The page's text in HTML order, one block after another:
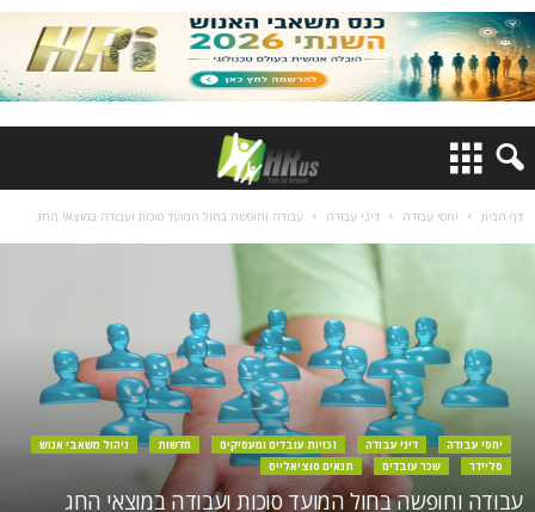
דף הבית יחסי עבודה דיני עבודה עבודה וחופשה בחול המועד סוכות ועבודה במוצאי החג
יחסי עבודה דיני עבודה זכויות עובדים ומעסיקים חדשות
ניהול משאבי אנוש
סליידר
שכר עובדים תנאים סוציאליים
עבודה וחופשה בחול המועד סוכות ועבודה במוצאי החג